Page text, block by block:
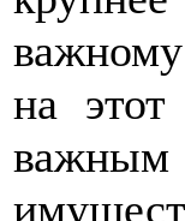
на
важным